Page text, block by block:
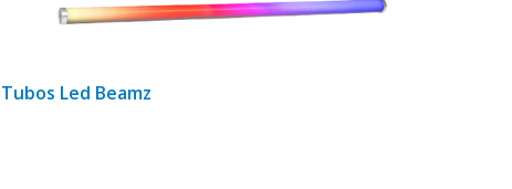
Tubos Led Beamz